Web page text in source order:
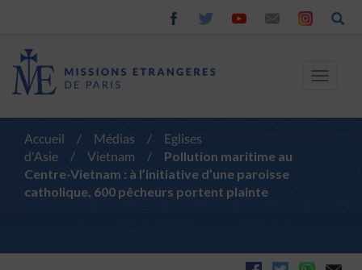
Toggle
Accueil / Médias /
Eglises
d'Asie
/ Vietnam /
Pollution maritime au
Centre-Vietnam : à l’initiative d’une paroisse
catholique, 600 pêcheurs portent plainte